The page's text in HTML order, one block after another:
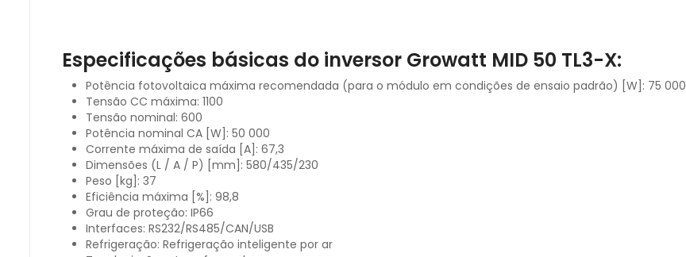
Especificações básicas do inversor Growatt MID 50 TL3-X:
Potência fotovoltaica máxima recomendada (para o módulo em condições de ensaio padrão) [W]: 75 000
Tensão CC máxima: 1100
Tensão nominal: 600
Potência nominal CA [W]: 50 000
Corrente máxima de saída [A]: 67,3
Dimensões (L / A / P) [mm]: 580/435/230
Peso [kg]: 37
Eficiência máxima [%]: 98,8
Grau de proteção: IP66
Interfaces: RS232/RS485/CAN/USB
Refrigeração: Refrigeração inteligente por ar